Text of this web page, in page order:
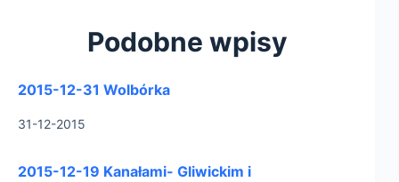
Podobne wpisy
2015-12-31 Wolbórka
31-12-2015
2015-12-19 Kanałami- Gliwickim i